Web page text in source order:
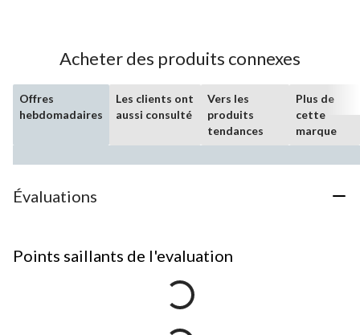
Acheter des produits connexes
Offres
hebdomadaires
Les clients ont
aussi consulté
Vers les
produits
tendances
Plus de
cette
marque
Évaluations
Points saillants de l'evaluation